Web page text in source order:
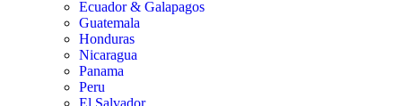
Ecuador & Galapagos
Guatemala
Honduras
Nicaragua
Panama
Peru
El Salvador